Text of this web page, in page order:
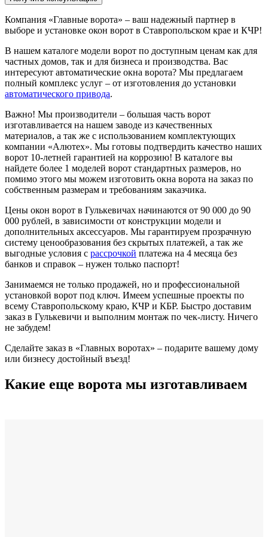
Компания «Главные ворота» – ваш надежный партнер в
выборе и установке окон ворот в Ставропольском крае и КЧР!
В нашем каталоге модели ворот по доступным ценам как для
частных домов, так и для бизнеса и производства. Вас
интересуют автоматические окна ворота? Мы предлагаем
полный комплекс услуг – от изготовления до установки
автоматического привода.
Важно! Мы производители – большая часть ворот
изготавливается на нашем заводе из качественных
материалов, а так же с использованием комплектующих
компании «Алютех». Мы готовы подтвердить качество наших
ворот 10-летней гарантией на коррозию! В каталоге вы
найдете более 1 моделей ворот стандартных размеров, но
помимо этого мы можем изготовить окна ворота на заказ по
собственным размерам и требованиям заказчика.
Цены окон ворот в Гулькевичах начинаются от 90 000 до 90
000 рублей, в зависимости от конструкции модели и
дополнительных аксессуаров. Мы гарантируем прозрачную
систему ценообразования без скрытых платежей, а так же
выгодные условия с рассрочкой платежа на 4 месяца без
банков и справок – нужен только паспорт!
Занимаемся не только продажей, но и профессиональной
установкой ворот под ключ. Имеем успешные проекты по
всему Ставропольскому краю, КЧР и КБР. Быстро доставим
заказ в Гулькевичи и выполним монтаж по чек-листу. Ничего
не забудем!
Сделайте заказ в «Главных воротах» – подарите вашему дому
или бизнесу достойный въезд!
Какие еще ворота мы изготавливаем